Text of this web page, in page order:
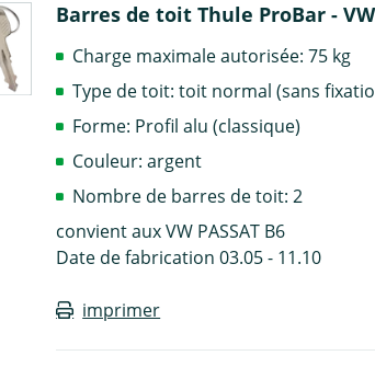
Barres de toit Thule ProBar - VW
Charge maximale autorisée: 75 kg
Type de toit: toit normal (sans
Forme: Profil alu (classique)
Couleur: argent
Nombre de barres de toit: 2
convient aux VW PASSAT B6
Date de fabrication 03.05 - 11.10
imprimer